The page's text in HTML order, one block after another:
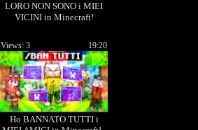
LORO NON SONO i MIEI
VICINI in Minecraft!
Ho BANNATO TUTTI i
19:20
Views: 3